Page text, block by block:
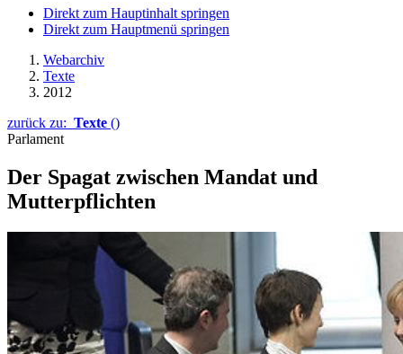
Direkt zum Hauptinhalt springen
Direkt zum Hauptmenü springen
Webarchiv
Texte
2012
zurück zu: Texte ()
Parlament
Der Spagat zwischen Mandat und
Mutterpflichten